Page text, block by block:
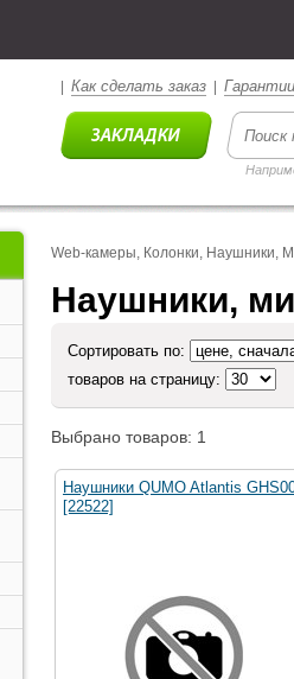
Как сделать заказ
Web-камеры, Колонки, Наушники,
Наушники,
Сортировать по:
товаров на страницу:
Выбрано товаров: 1
Наушники QUMO Atlantis
[22522]